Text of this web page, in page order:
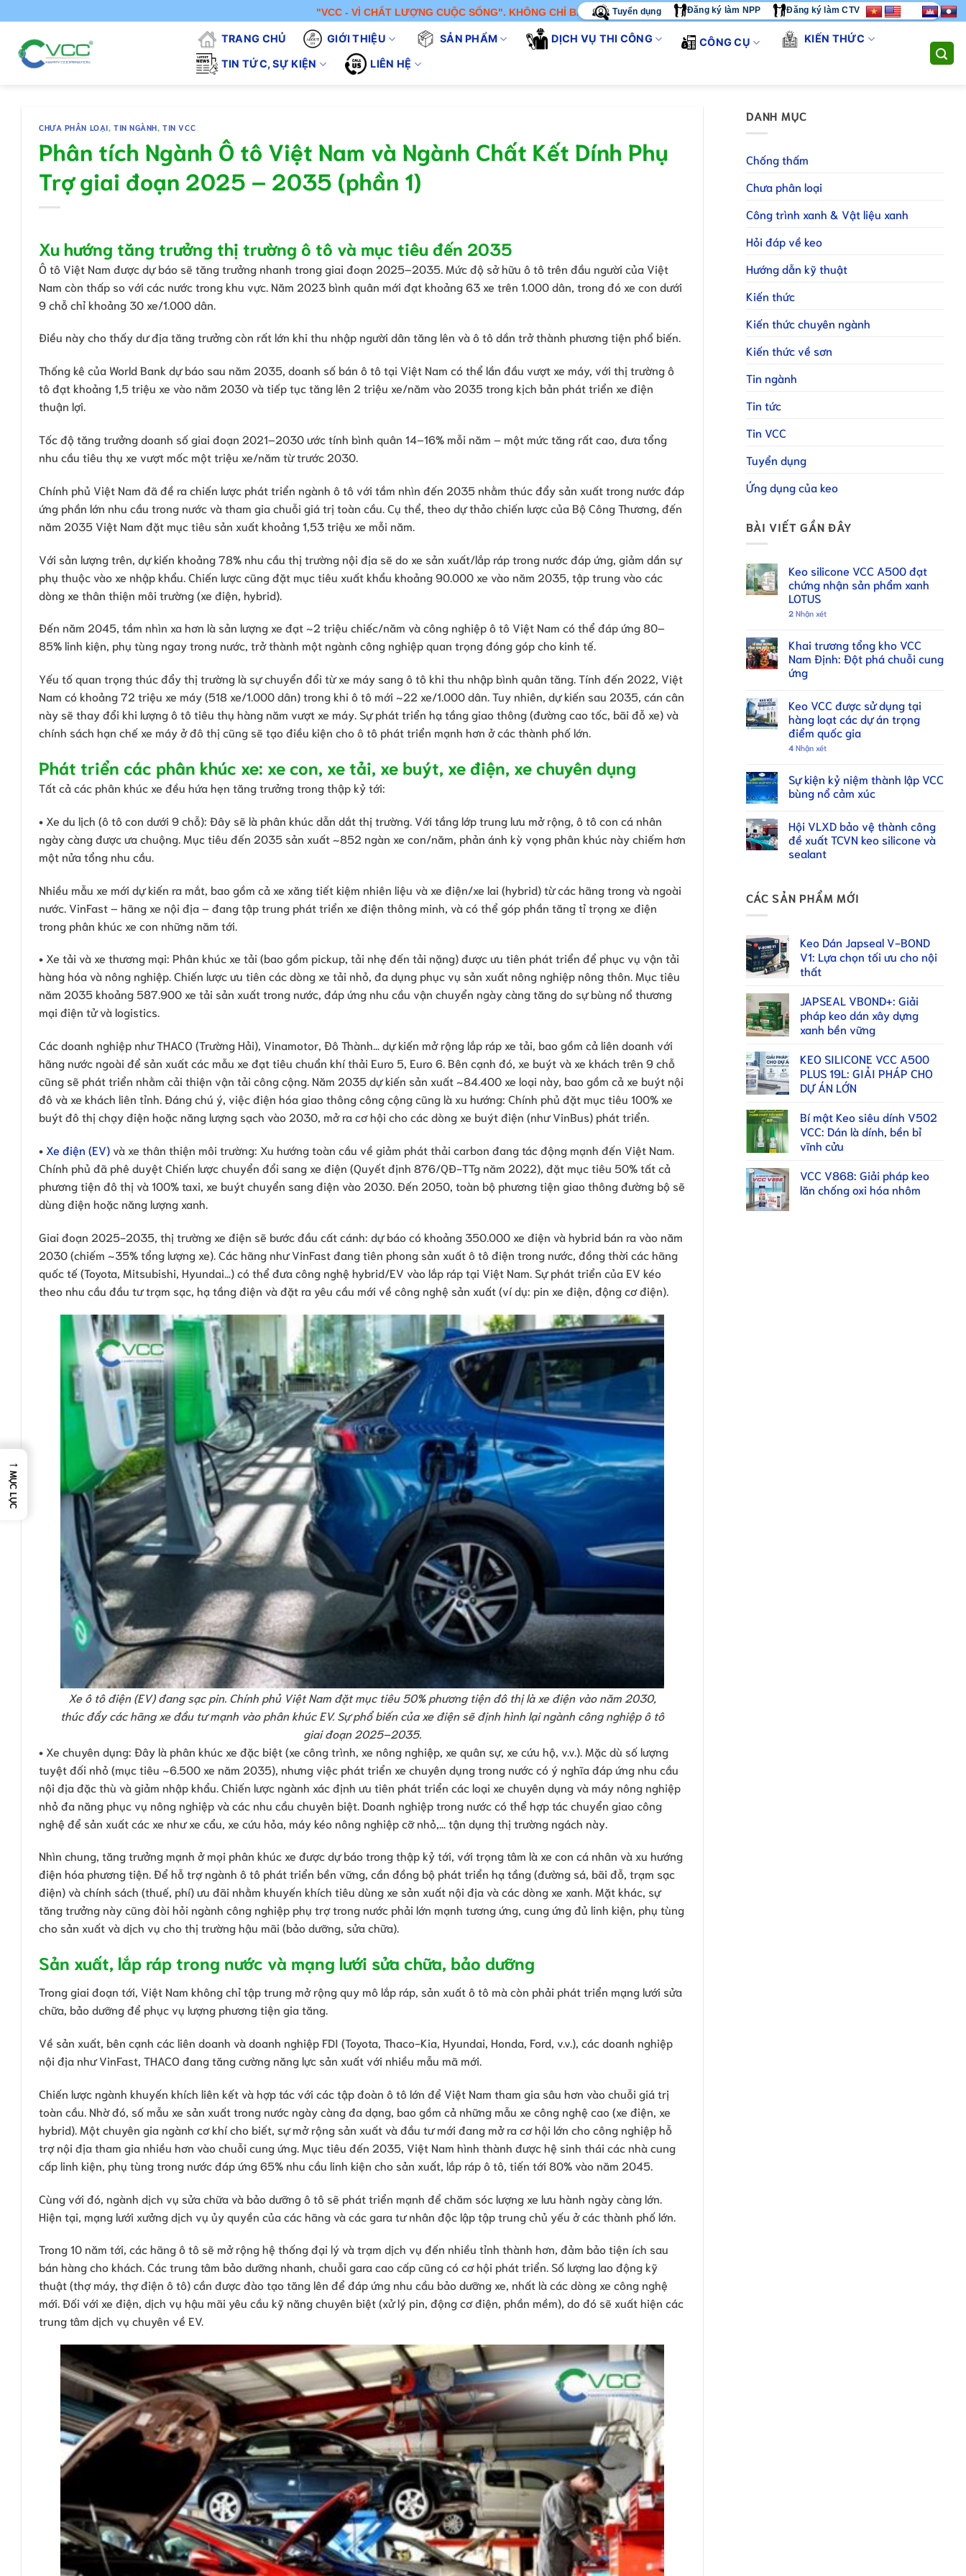
đến
dung
"VCC - VÌ CHẤT LƯỢNG CUỘC SỐNG". KHÔNG CHỈ BÁN SẢN PHẨM - CHÚNG TÔI CUNG CẤP GIẢI PHÁP THI CÔNG TOÀN DIỆN. LIÊN HỆ
Tuyển dụng Đăng ký làm NPP Đăng ký làm CTV
TRANG CHỦ GIỚI THIỆU SẢN PHẨM DỊCH VỤ THI CÔNG CÔNG CỤ KIẾN THỨC
TIN TỨC, SỰ KIỆN LIÊN HỆ
CHƯA PHÂN LOẠI, TIN NGÀNH,TIN VCC
Phân tích Ngành Ô tô Việt Nam và Ngành Chất Kết Dính Phụ
Trợ giai đoạn 2025 – 2035 (phần 1)
Xu hướng tăng trưởng thị trường ô tô và mục tiêu đến 2035
Ô tô Việt Nam được dự báo sẽ tăng trưởng nhanh trong giai đoạn 2025–2035. Mức độ sở hữu ô tô trên đầu người của Việt
Nam còn thấp so với các nước trong khu vực. Năm 2023 bình quân mới đạt khoảng 63 xe trên 1.000 dân, trong đó xe con dưới
9 chỗ chỉ khoảng 30 xe/1.000 dân.
Điều này cho thấy dư địa tăng trưởng còn rất lớn khi thu nhập người dân tăng lên và ô tô dần trở thành phương tiện phổ biến.
Thống kê của World Bank dự báo sau năm 2035, doanh số bán ô tô tại Việt Nam có thể lần đầu vượt xe máy, với thị trường ô
tô đạt khoảng 1,5 triệu xe vào năm 2030 và tiếp tục tăng lên 2 triệu xe/năm vào 2035 trong kịch bản phát triển xe điện
thuận lợi.
Tốc độ tăng trưởng doanh số giai đoạn 2021–2030 ước tính bình quân 14–16% mỗi năm – một mức tăng rất cao, đưa tổng
nhu cầu tiêu thụ xe vượt mốc một triệu xe/năm từ trước 2030.
Chính phủ Việt Nam đã đề ra chiến lược phát triển ngành ô tô với tầm nhìn đến 2035 nhằm thúc đẩy sản xuất trong nước đáp
ứng phần lớn nhu cầu trong nước và tham gia chuỗi giá trị toàn cầu. Cụ thể, theo dự thảo chiến lược của Bộ Công Thương, đến
năm 2035 Việt Nam đặt mục tiêu sản xuất khoảng 1,53 triệu xe mỗi năm.
Với sản lượng trên, dự kiến khoảng 78% nhu cầu thị trường nội địa sẽ do xe sản xuất/lắp ráp trong nước đáp ứng, giảm dần sự
phụ thuộc vào xe nhập khẩu. Chiến lược cũng đặt mục tiêu xuất khẩu khoảng 90.000 xe vào năm 2035, tập trung vào các
dòng xe thân thiện môi trường (xe điện, hybrid).
Đến năm 2045, tầm nhìn xa hơn là sản lượng xe đạt ~2 triệu chiếc/năm và công nghiệp ô tô Việt Nam có thể đáp ứng 80–
85% linh kiện, phụ tùng ngay trong nước, trở thành một ngành công nghiệp quan trọng đóng góp cho kinh tế.
Yếu tố quan trọng thúc đẩy thị trường là sự chuyển đổi từ xe máy sang ô tô khi thu nhập bình quân tăng. Tính đến 2022, Việt
Nam có khoảng 72 triệu xe máy (518 xe/1.000 dân) trong khi ô tô mới ~22 xe/1.000 dân. Tuy nhiên, dự kiến sau 2035, cán cân
này sẽ thay đổi khi lượng ô tô tiêu thụ hàng năm vượt xe máy. Sự phát triển hạ tầng giao thông (đường cao tốc, bãi đỗ xe) và
chính sách hạn chế xe máy ở đô thị cũng sẽ tạo điều kiện cho ô tô phát triển mạnh hơn ở các thành phố lớn.
Phát triển các phân khúc xe: xe con, xe tải, xe buýt, xe điện, xe chuyên dụng
Tất cả các phân khúc xe đều hứa hẹn tăng trưởng trong thập kỷ tới:
• Xe du lịch (ô tô con dưới 9 chỗ): Đây sẽ là phân khúc dẫn dắt thị trường. Với tầng lớp trung lưu mở rộng, ô tô con cá nhân
ngày càng được ưa chuộng. Mục tiêu đến 2035 sản xuất ~852 ngàn xe con/năm, phản ánh kỳ vọng phân khúc này chiếm hơn
một nửa tổng nhu cầu.
Nhiều mẫu xe mới dự kiến ra mắt, bao gồm cả xe xăng tiết kiệm nhiên liệu và xe điện/xe lai (hybrid) từ các hãng trong và ngoài
nước. VinFast – hãng xe nội địa – đang tập trung phát triển xe điện thông minh, và có thể góp phần tăng tỉ trọng xe điện
trong phân khúc xe con những năm tới.
• Xe tải và xe thương mại: Phân khúc xe tải (bao gồm pickup, tải nhẹ đến tải nặng) được ưu tiên phát triển để phục vụ vận tải
hàng hóa và nông nghiệp. Chiến lược ưu tiên các dòng xe tải nhỏ, đa dụng phục vụ sản xuất nông nghiệp nông thôn. Mục tiêu
năm 2035 khoảng 587.900 xe tải sản xuất trong nước, đáp ứng nhu cầu vận chuyển ngày càng tăng do sự bùng nổ thương
mại điện tử và logistics.
Các doanh nghiệp như THACO (Trường Hải), Vinamotor, Đô Thành… dự kiến mở rộng lắp ráp xe tải, bao gồm cả liên doanh với
hãng nước ngoài để sản xuất các mẫu xe đạt tiêu chuẩn khí thải Euro 5, Euro 6. Bên cạnh đó, xe buýt và xe khách trên 9 chỗ
cũng sẽ phát triển nhằm cải thiện vận tải công cộng. Năm 2035 dự kiến sản xuất ~84.400 xe loại này, bao gồm cả xe buýt nội
đô và xe khách liên tỉnh. Đáng chú ý, việc điện hóa giao thông công cộng cũng là xu hướng: Chính phủ đặt mục tiêu 100% xe
buýt đô thị chạy điện hoặc năng lượng sạch vào 2030, mở ra cơ hội cho các dòng xe buýt điện (như VinBus) phát triển.
• Xe điện (EV)và xe thân thiện môi trường: Xu hướng toàn cầu về giảm phát thải carbon đang tác động mạnh đến Việt Nam.
Chính phủ đã phê duyệt Chiến lược chuyển đổi sang xe điện (Quyết định 876/QĐ-TTg năm 2022), đặt mục tiêu 50% tất cả
phương tiện đô thị và 100% taxi, xe buýt chuyển sang điện vào 2030. Đến 2050, toàn bộ phương tiện giao thông đường bộ sẽ
dùng điện hoặc năng lượng xanh.
Giai đoạn 2025-2035, thị trường xe điện sẽ bước đầu cất cánh: dự báo có khoảng 350.000 xe điện và hybrid bán ra vào năm
2030 (chiếm ~35% tổng lượng xe). Các hãng như VinFast đang tiên phong sản xuất ô tô điện trong nước, đồng thời các hãng
quốc tế (Toyota, Mitsubishi, Hyundai…) có thể đưa công nghệ hybrid/EV vào lắp ráp tại Việt Nam. Sự phát triển của EV kéo
theo nhu cầu đầu tư trạm sạc, hạ tầng điện và đặt ra yêu cầu mới về công nghệ sản xuất (ví dụ: pin xe điện, động cơ điện).
Xe ô tô điện (EV) đang sạc pin. Chính phủ Việt Nam đặt mục tiêu 50% phương tiện đô thị là xe điện vào năm 2030,
thúc đẩy các hãng xe đầu tư mạnh vào phân khúc EV. Sự phổ biến của xe điện sẽ định hình lại ngành công nghiệp ô tô
giai đoạn 2025–2035.
• Xe chuyên dụng: Đây là phân khúc xe đặc biệt (xe công trình, xe nông nghiệp, xe quân sự, xe cứu hộ, v.v.). Mặc dù số lượng
tuyệt đối nhỏ (mục tiêu ~6.500 xe năm 2035), nhưng việc phát triển xe chuyên dụng trong nước có ý nghĩa đáp ứng nhu cầu
nội địa đặc thù và giảm nhập khẩu. Chiến lược ngành xác định ưu tiên phát triển các loại xe chuyên dụng và máy nông nghiệp
nhỏ đa năng phục vụ nông nghiệp và các nhu cầu chuyên biệt. Doanh nghiệp trong nước có thể hợp tác chuyển giao công
nghệ để sản xuất các xe như xe cẩu, xe cứu hỏa, máy kéo nông nghiệp cỡ nhỏ,… tận dụng thị trường ngách này.
Nhìn chung, tăng trưởng mạnh ở mọi phân khúc xe được dự báo trong thập kỷ tới, với trọng tâm là xe con cá nhân và xu hướng
điện hóa phương tiện. Để hỗ trợ ngành ô tô phát triển bền vững, cần đồng bộ phát triển hạ tầng (đường sá, bãi đỗ, trạm sạc
điện) và chính sách (thuế, phí) ưu đãi nhằm khuyến khích tiêu dùng xe sản xuất nội địa và các dòng xe xanh. Mặt khác, sự
tăng trưởng này cũng đòi hỏi ngành công nghiệp phụ trợ trong nước phải lớn mạnh tương ứng, cung ứng đủ linh kiện, phụ tùng
cho sản xuất và dịch vụ cho thị trường hậu mãi (bảo dưỡng, sửa chữa).
Sản xuất, lắp ráp trong nước và mạng lưới sửa chữa, bảo dưỡng
Trong giai đoạn tới, Việt Nam không chỉ tập trung mở rộng quy mô lắp ráp, sản xuất ô tô mà còn phải phát triển mạng lưới sửa
chữa, bảo dưỡng để phục vụ lượng phương tiện gia tăng.
Về sản xuất, bên cạnh các liên doanh và doanh nghiệp FDI (Toyota, Thaco-Kia, Hyundai, Honda, Ford, v.v.), các doanh nghiệp
nội địa như VinFast, THACO đang tăng cường năng lực sản xuất với nhiều mẫu mã mới.
Chiến lược ngành khuyến khích liên kết và hợp tác với các tập đoàn ô tô lớn để Việt Nam tham gia sâu hơn vào chuỗi giá trị
toàn cầu. Nhờ đó, số mẫu xe sản xuất trong nước ngày càng đa dạng, bao gồm cả những mẫu xe công nghệ cao (xe điện, xe
hybrid). Một chuyên gia ngành cơ khí cho biết, sự mở rộng sản xuất và đầu tư mới đang mở ra cơ hội lớn cho công nghiệp hỗ
trợ nội địa tham gia nhiều hơn vào chuỗi cung ứng. Mục tiêu đến 2035, Việt Nam hình thành được hệ sinh thái các nhà cung
cấp linh kiện, phụ tùng trong nước đáp ứng 65% nhu cầu linh kiện cho sản xuất, lắp ráp ô tô, tiến tới 80% vào năm 2045.
Cùng với đó, ngành dịch vụ sửa chữa và bảo dưỡng ô tô sẽ phát triển mạnh để chăm sóc lượng xe lưu hành ngày càng lớn.
Hiện tại, mạng lưới xưởng dịch vụ ủy quyền của các hãng và các gara tư nhân độc lập tập trung chủ yếu ở các thành phố lớn.
Trong 10 năm tới, các hãng ô tô sẽ mở rộng hệ thống đại lý và trạm dịch vụ đến nhiều tỉnh thành hơn, đảm bảo tiện ích sau
bán hàng cho khách. Các trung tâm bảo dưỡng nhanh, chuỗi gara cao cấp cũng có cơ hội phát triển. Số lượng lao động kỹ
thuật (thợ máy, thợ điện ô tô) cần được đào tạo tăng lên để đáp ứng nhu cầu bảo dưỡng xe, nhất là các dòng xe công nghệ
mới. Đối với xe điện, dịch vụ hậu mãi yêu cầu kỹ năng chuyên biệt (xử lý pin, động cơ điện, phần mềm), do đó sẽ xuất hiện các
trung tâm dịch vụ chuyên về EV.
DANH MỤC
Chống thấm
Chưa phân loại
Công trình xanh & Vật liệu xanh
Hỏi đáp về keo
Hướng dẫn kỹ thuật
Kiến thức
Kiến thức chuyên ngành
Kiến thức về sơn
Tin ngành
Tin tức
Tin VCC
Tuyển dụng
Ứng dụng của keo
BÀI VIẾT GẦN ĐÂY
Keo silicone VCC A500 đạt
chứng nhận sản phẩm xanh
LOTUS
2 Nhận xét
Khai trương tổng kho VCC
Nam Định: Đột phá chuỗi cung
ứng
Keo VCC được sử dụng tại
hàng loạt các dự án trọng
điểm quốc gia
4 Nhận xét
Sự kiện kỷ niệm thành lập VCC
bùng nổ cảm xúc
Hội VLXD bảo vệ thành công
đề xuất TCVN keo silicone và
sealant
CÁC SẢN PHẨM MỚI
Keo Dán Japseal V-BOND
V1: Lựa chọn tối ưu cho nội
thất
JAPSEAL VBOND+: Giải
pháp keo dán xây dựng
xanh bền vững
KEO SILICONE VCC A500
PLUS 19L: GIẢI PHÁP CHO
DỰ ÁN LỚN
Bí mật Keo siêu dính V502
VCC: Dán là dính, bền bỉ
vĩnh cửu
VCC V868: Giải pháp keo
lăn chống oxi hóa nhôm
→
MỤC LỤC